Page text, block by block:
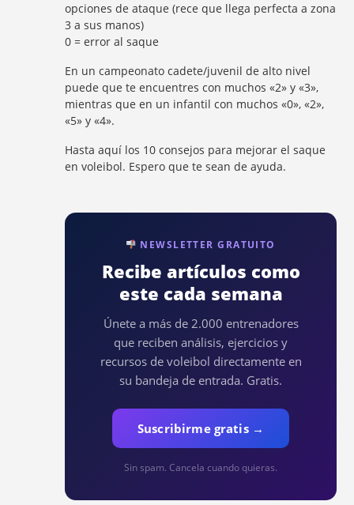
opciones de ataque (rece que llega perfecta a zona
3 a sus manos)
0 = error al saque
En un campeonato cadete/juvenil de alto nivel
puede que te encuentres con muchos «2» y «3»,
mientras que en un infantil con muchos «0», «2»,
«5» y «4».
Hasta aquí los 10 consejos para mejorar el saque
en voleibol. Espero que te sean de ayuda.
NEWSLETTER GRATUITO
Recibe artículos como
este cada semana
Únete a más de 2.000 entrenadores
que reciben análisis, ejercicios y
recursos de voleibol directamente en
su bandeja de entrada. Gratis.
Suscribirme gratis →
Sin spam. Cancela cuando quieras.